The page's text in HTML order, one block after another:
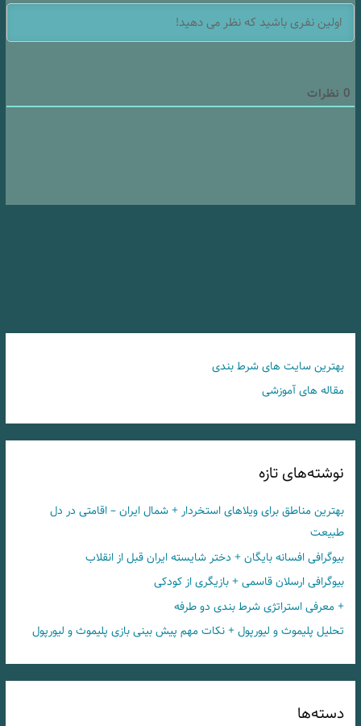
0 نظرات
بهترین سایت های شرط بندی
مقاله های آموزشی
نوشته‌های تازه
بهترین مناطق برای ویلاهای استخردار + شمال ایران – اقامتی در دل
طبیعت
بیوگرافی افسانه بایگان + دختر شایسته ایران قبل از انقلاب
بیوگرافی ارسلان قاسمی + بازیگری از کودکی
+ معرفی استراتژی شرط بندی دو طرفه
تحلیل پلیموث و لیورپول + نکات مهم پیش بینی بازی پلیموث و لیورپول
دسته‌ها